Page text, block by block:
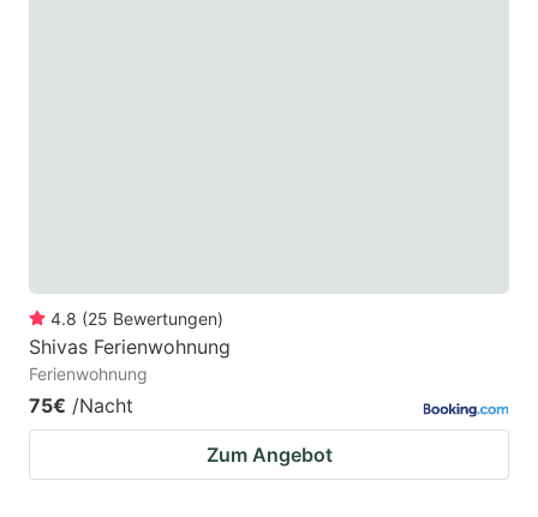
4.8 (25 Bewertungen)
Shivas Ferienwohnung
Ferienwohnung
75€ /Nacht
Zum Angebot